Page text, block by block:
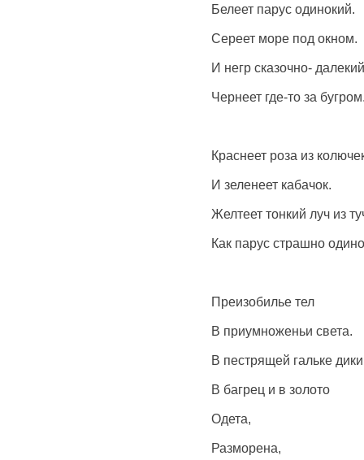
Белеет парус одинокий.
Сереет море под окном.
И негр сказочно- далекий
Чернеет где-то за
Краснеет роза из
И зеленеет кабачок.
Желтеет тонкий луч из
Как парус страшно
Преизобилье тел
В приумноженьи света.
В пестрящей гальке
В багрец и в золото
Одета,
Разморена,